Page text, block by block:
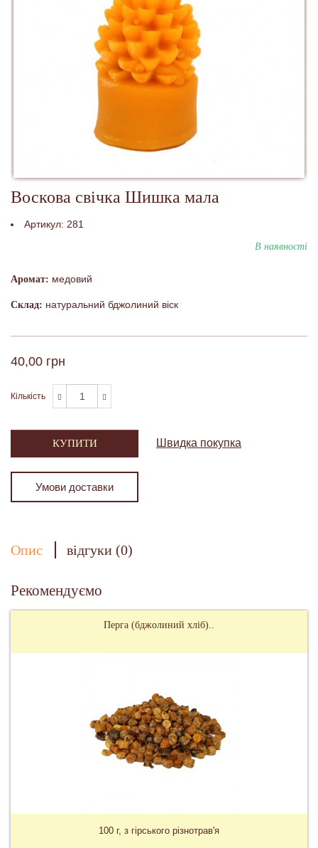
Воскова свічка Шишка мала
Артикул: 281
В наявності
Аромат: медовий
Склад: натуральний бджолиний віск
40,00 грн
Кількість
КУПИТИ Швидка покупка
Умови доставки
Опис відгуки (0)
Рекомендуємо
Перга (бджолиний хліб)..
100 г, з гірського різнотрав'я